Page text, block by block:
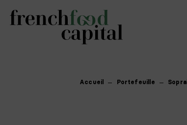
Accueil Portefeuille Sopral